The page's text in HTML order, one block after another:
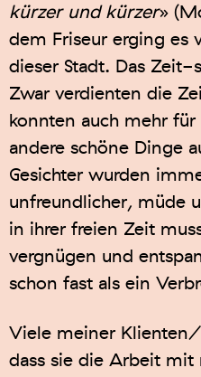
kürzer und kürzer»
dem Friseur erging es
dieser Stadt. Das Zeit-
Zwar verdienten die
konnten auch mehr
andere schöne Dinge
Gesichter wurden
unfreundlicher, müde
in ihrer freien Zeit
vergnügen und
schon fast als ein
Viele meiner
dass sie die Arbeit mit